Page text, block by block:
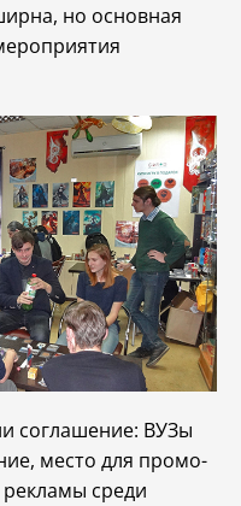
но основная
соглашение: ВУЗы
место для промо-
среди